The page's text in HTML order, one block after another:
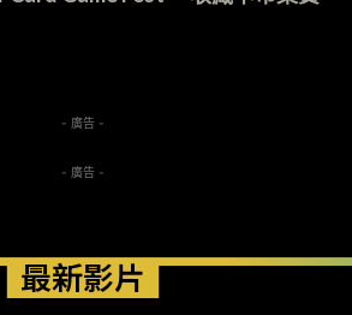
- 廣告 -
- 廣告 -
最新影片